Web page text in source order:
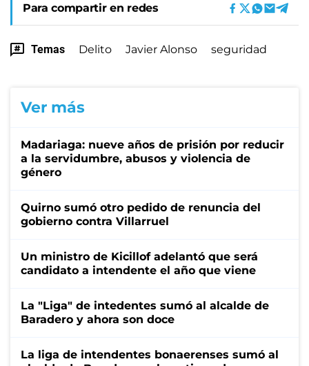
Para compartir en redes
Temas Delito Javier Alonso seguridad
Ver más
Madariaga: nueve años de prisión por reducir
a la servidumbre, abusos y violencia de
género
Quirno sumó otro pedido de renuncia del
gobierno contra Villarruel
Un ministro de Kicillof adelantó que será
candidato a intendente el año que viene
La "Liga" de intedentes sumó al alcalde de
Baradero y ahora son doce
La liga de intendentes bonaerenses sumó al